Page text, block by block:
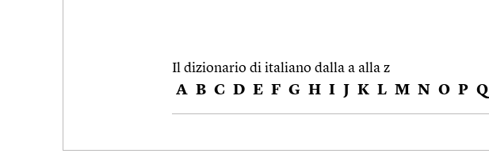
Il dizionario di italiano dalla a alla z
A B C D E F G H I J K L M N O P Q